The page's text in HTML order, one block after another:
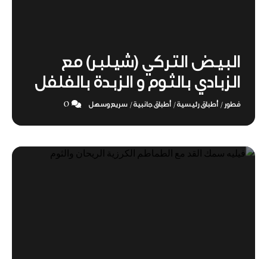
البيض التركي (شيلبر) مع
الزبادي بالثوم و الزبدة بالفلفل
فطور/ أطباق رئيسية/ أطباق جانبية/ سريع وسهل